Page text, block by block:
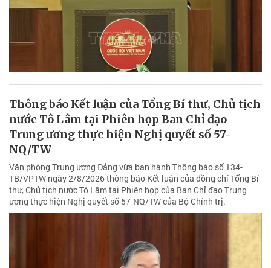
Thông báo Kết luận của Tổng Bí thư, Chủ tịch
nước Tô Lâm tại Phiên họp Ban Chỉ đạo
Trung ương thực hiện Nghị quyết số 57-
NQ/TW
Văn phòng Trung ương Đảng vừa ban hành Thông báo số 134-
TB/VPTW ngày 2/8/2026 thông báo Kết luận của đồng chí Tổng Bí
thư, Chủ tịch nước Tô Lâm tại Phiên họp của Ban Chỉ đạo Trung
ương thực hiện Nghị quyết số 57-NQ/TW của Bộ Chính trị.